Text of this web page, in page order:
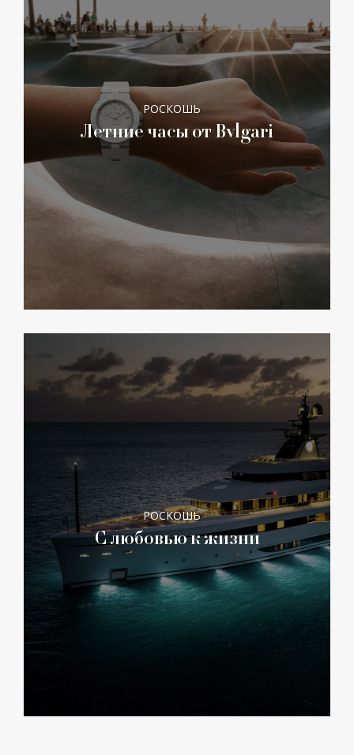
РОСКОШЬ
Летние часы от Bvlgari
РОСКОШЬ
С любовью к жизни